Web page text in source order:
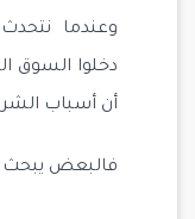
وعندما
دخلوا السوق
أن أسباب
فالبعض يبحث